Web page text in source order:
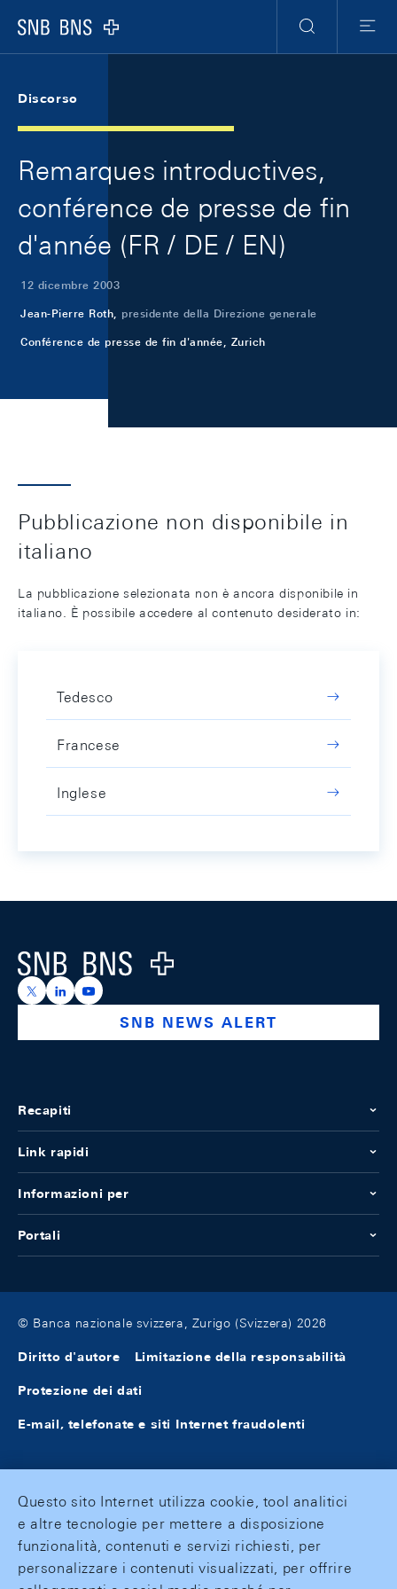
Logo
Ricerca
Menu
Discorso
Remarques introductives,
conférence de presse de fin
d'année (FR / DE / EN)
12 dicembre 2003
Jean-Pierre Roth, presidente della Direzione generale
Conférence de presse de fin d'année, Zurich
Pubblicazione non disponibile in
italiano
La pubblicazione selezionata non è ancora disponibile in
italiano. È possibile accedere al contenuto desiderato in:
Tedesco
Francese
Inglese
Logo
https://x.com/snb_bns
https://ch.linkedin.com/company/swiss-national-
https://www.youtube.com/@swissnationalbank
SNB NEWS ALERT
Recapiti
Link rapidi
Informazioni per
Portali
© Banca nazionale svizzera, Zurigo (Svizzera) 2026
Diritto d'autore Limitazione della responsabilità
Protezione dei dati
E-mail, telefonate e siti Internet fraudolenti
Questo sito Internet utilizza cookie, tool analitici
e altre tecnologie per mettere a disposizione
funzionalità, contenuti e servizi richiesti, per
personalizzare i contenuti visualizzati, per offrire